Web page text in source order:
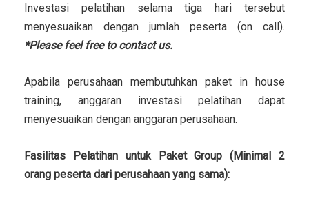
Investasi pelatihan selama tiga hari tersebut
menyesuaikan dengan jumlah peserta (on call).
*Please feel free to contact us.
Apabila perusahaan membutuhkan paket in house
training, anggaran investasi pelatihan dapat
menyesuaikan dengan anggaran perusahaan.
Fasilitas Pelatihan untuk Paket Group (Minimal 2
orang peserta dari perusahaan yang sama):